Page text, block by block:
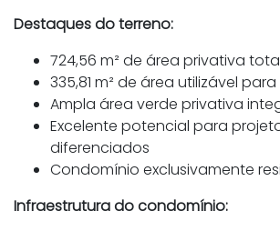
Destaques do terreno:
724,56 m² de área privativa
335,81 m² de área utilizável
Ampla área verde privativa
Excelente potencial para
diferenciados
Condomínio exclusivamente
Infraestrutura do condomínio: